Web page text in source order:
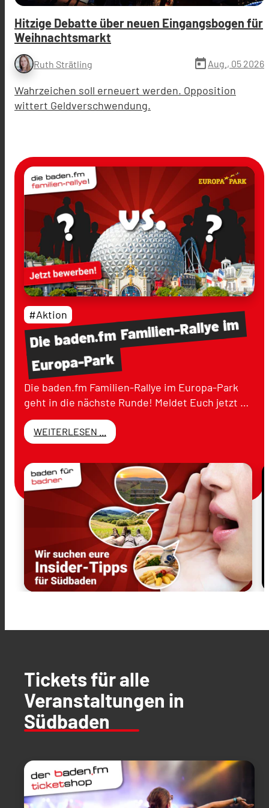
Hitzige Debatte über neuen Eingangsbogen für
Weihnachtsmarkt
Ruth Strätling today Aug., 05 2026
Wahrzeichen soll erneuert werden. Opposition
wittert Geldverschwendung.
Diebaden.fmFamilien-Rallyeim
Europa-Park
#Aktion
Die baden.fm Familien-Rallye im Europa-Park
geht in die nächste Runde! Meldet Euch jetzt …
WEITERLESEN ...
Tickets für alle
Veranstaltungen in
Südbaden